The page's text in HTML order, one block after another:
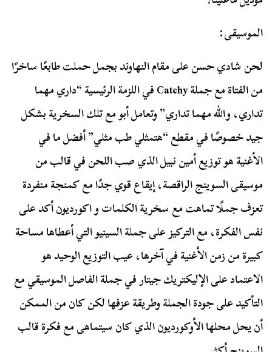
الموسيقى:
لحن شادي حسن على مقام النهاوند بجمل حملت طابعًا ساخرًا
من الفتاة مع جملة Catchy في اللزمة الرئيسية “داري مهما
تداري، والله مهما تداري” وتعامل أبو مع تلك السخرية بشكل
جيد خصوصًا في مقطع “هتمثلي طب مثلي” أفضل ما في
الأغنية هو توزيع أمين نبيل الذي صب اللحن في قالب من
موسيقى السوينج الراقصة، إيقاع قوي جدًا مع كمنجة منفردة
تعزف جملًا تماهت مع سخرية الكلمات و اكورديون أكد على
نفس الفكرة، مع التركيز على جملة السينيو التي أعطاها مساحة
كبيرة من زمن الأغنية في آخرها، عيب التوزيع الوحيد هو
الاعتماد على الإليكتريك جيتار في جملة الفاصل الموسيقي مع
التأكيد على جودة الجملة وطريقة عزفها لكن كان من الممكن
أن يحل محلها الأوكورديون الذي كان سيتماهى مع فكرة قالب